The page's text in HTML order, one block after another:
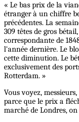
« Le bas prix de la
étranger à un chiffre
précédentes. La
309 têtes de gros
correspondante de
l'année dernière. Le
cette diminution. Le
exclusivement des
Rotterdam. »
Vous voyez,
parce que le prix a
marché de Londres,